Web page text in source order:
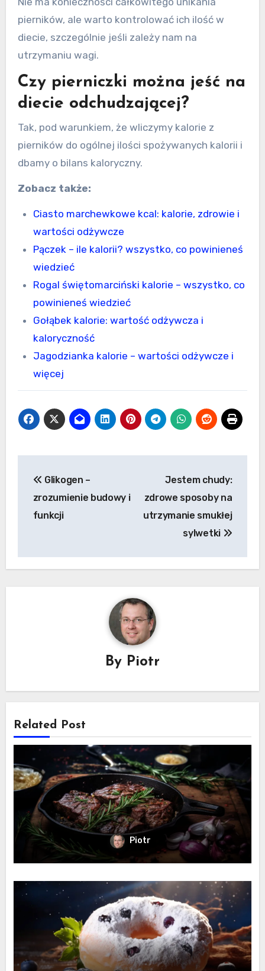
pierników, ale warto kontrolować ich ilość w
diecie, szczególnie jeśli zależy nam na
utrzymaniu wagi.
Czy pierniczki można jeść na
diecie odchudzającej?
Tak, pod warunkiem, że wliczymy kalorie z
pierników do ogólnej ilości spożywanych kalorii i
dbamy o bilans kaloryczny.
Zobacz także:
Ciasto marchewkowe kcal: kalorie, zdrowie i
wartości odżywcze
Pączek – ile kalorii? wszystko, co powinieneś
wiedzieć
Rogal świętomarciński kalorie – wszystko, co
powinieneś wiedzieć
Gołąbek kalorie: wartość odżywcza i
kaloryczność
Jagodzianka kalorie – wartości odżywcze i
więcej
wpisu
Glikogen –
zrozumienie budowy i
funkcji
Jestem chudy:
zdrowe sposoby na
utrzymanie smukłej
sylwetki
By Piotr
Related Post
Piotr